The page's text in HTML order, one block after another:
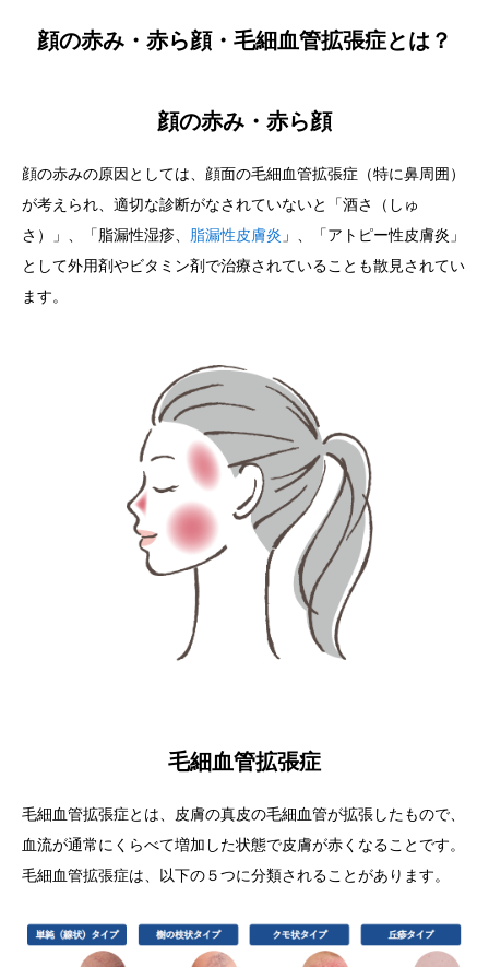
顔の赤み・赤ら顔・毛細血管拡張症とは？
顔の赤み・赤ら顔
顔の赤みの原因としては、顔面の毛細血管拡張症（特に鼻周囲）
が考えられ、適切な診断がなされていないと「酒さ（しゅ
さ）」、「脂漏性湿疹、 脂漏性皮膚炎 」、「アトピー性皮膚炎」
として外用剤やビタミン剤で治療されていることも散見されてい
ます。
毛細血管拡張症
毛細血管拡張症とは、皮膚の真皮の毛細血管が拡張したもので、
血流が通常にくらべて増加した状態で皮膚が赤くなることです。
毛細血管拡張症は、以下の５つに分類されることがあります。